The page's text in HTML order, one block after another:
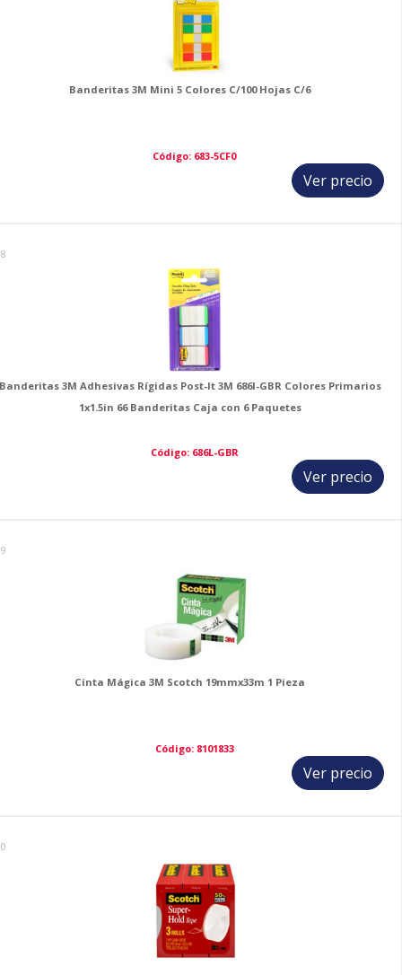
Banderitas 3M Mini 5 Colores C/100 Hojas C/6
Código: 683-5CF0
Ver precio
3M Adhesivas Rígidas Post-It 3M 686l-GBR Colores Primarios
1x1.5in 66 Banderitas Caja con 6 Paquetes
Código: 686L-GBR
Ver precio
Cinta Mágica 3M Scotch 19mmx33m 1 Pieza
Código: 8101833
Ver precio